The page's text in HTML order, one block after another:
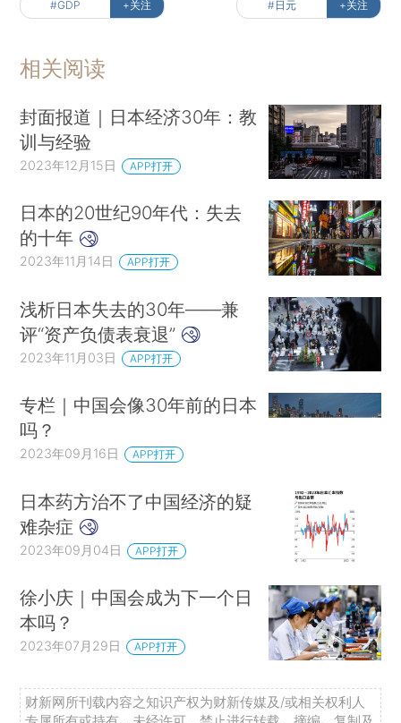
#GDP +关注 #日元 +关注
相关阅读
封面报道｜日本经济30年：教
训与经验
2023年12月15日 APP打开
日本的20世纪90年代：失去
的十年
2023年11月14日 APP打开
浅析日本失去的30年——兼
评“资产负债表衰退”
2023年11月03日 APP打开
专栏｜中国会像30年前的日本
吗？
2023年09月16日 APP打开
日本药方治不了中国经济的疑
难杂症
2023年09月04日 APP打开
徐小庆｜中国会成为下一个日
本吗？
2023年07月29日 APP打开
财新网所刊载内容之知识产权为财新传媒及/或相关权利人